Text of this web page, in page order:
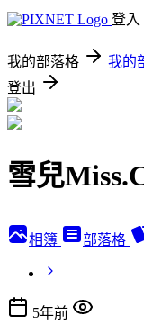
登入
我的部落格 我的
登出
雪兒
相簿 部落格
5年前